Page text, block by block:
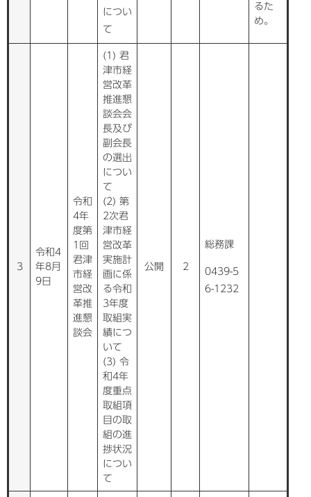
につい
て
るた
め。
3
令和4
年8月
9日
令和
4年
度第
1回
君津
市経
営改
革推
進懇
談会
(1) 君
津市経
営改革
推進懇
談会会
長及び
副会長
の選出
につい
て
(2) 第
2次君
津市経
営改革
実施計
画に係
る令和
3年度
取組実
績につ
いて
(3) 令
和4年
度重点
取組項
目の取
組の進
捗状況
につい
て
公開 2
総務課
0439-5
6-1232